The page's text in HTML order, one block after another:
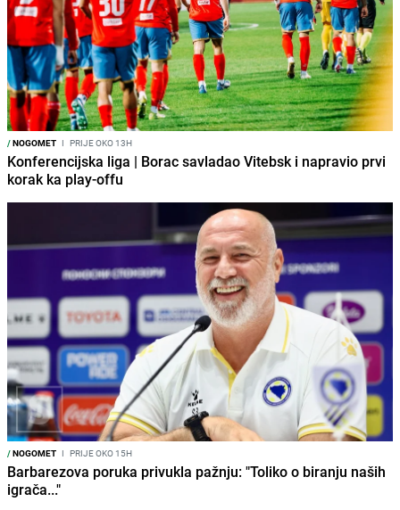
/NOGOMET I PRIJE OKO 13H
Konferencijska liga | Borac savladao Vitebsk i napravio prvi
korak ka play-offu
/NOGOMET I PRIJE OKO 15H
Barbarezova poruka privukla pažnju: "Toliko o biranju naših
igrača..."